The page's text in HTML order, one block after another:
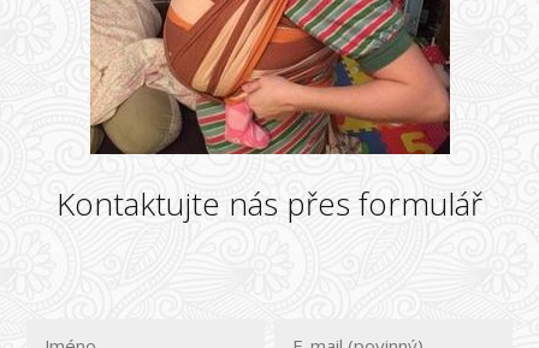
Kontaktujte nás přes formulář